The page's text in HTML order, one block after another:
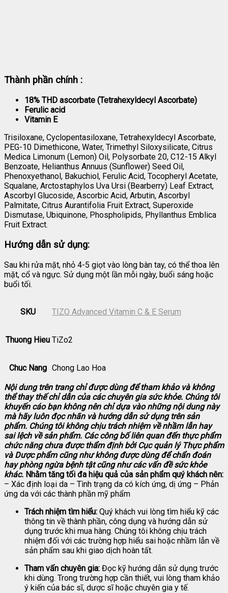
Thành phần chính :
18% THD ascorbate (Tetrahexyldecyl Ascorbate)
Ferulic acid
Vitamin E
Trisiloxane, Cyclopentasiloxane, Tetrahexyldecyl Ascorbate,
PEG-10 Dimethicone, Water, Trimethyl Siloxysilicate, Citrus
Medica Limonum (Lemon) Oil, Polysorbate 20, C12-15 Alkyl
Benzoate, Helianthus Annuus (Sunflower) Seed Oil,
Phenoxyethanol, Bakuchiol, Ferulic Acid, Tocopheryl Acetate,
Squalane, Arctostaphylos Uva Ursi (Bearberry) Leaf Extract,
Ascorbyl Glucoside, Ascorbic Acid, Arbutin, Ascorbyl
Palmitate, Citrus Aurantifolia Fruit Extract, Superoxide
Dismutase, Ubiquinone, Phospholipids, Phyllanthus Emblica
Fruit Extract.
Hướng dẫn sử dụng:
Sau khi rửa mặt, nhỏ 4-5 giọt vào lòng bàn tay, có thể thoa lên
mặt, cổ và ngực. Sử dụng một lần mỗi ngày, buổi sáng hoặc
buổi tối.
SKU TIZO Advanced Vitamin C & E Serum
Thuong Hieu TiZo2
Chuc Nang Chong Lao Hoa
Nội dung trên trang chỉ được dùng để tham khảo và không
thể thay thế chỉ dẫn của các chuyên gia sức khỏe. Chúng tôi
khuyến cáo bạn không nên chỉ dựa vào những nội dung này
mà hãy luôn đọc nhãn và hướng dẫn sử dụng trên sản
phẩm. Chúng tôi không chịu trách nhiệm về nhầm lẫn hay
sai lệch về sản phẩm. Các công bố liên quan đến thực phẩm
chức năng chưa được thẩm định bởi Cục quản lý Thực phẩm
và Dược phẩm cũng như không được dùng để chẩn đoán
hay phòng ngừa bệnh tật cũng như các vấn đề sức khỏe
khác. Nhằm tăng tối đa hiệu quả của sản phẩm quý khách nên:
– Xác định loại da – Tình trạng da có kích ứng, dị ứng – Phản
ứng da với các thành phần mỹ phẩm
Trách nhiệm tìm hiểu: Quý khách vui lòng tìm hiểu kỹ các
thông tin về thành phần, công dụng và hướng dẫn sử
dụng trước khi mua hàng. Chúng tôi không chịu trách
nhiệm đối với các trường hợp hiểu sai hoặc nhầm lẫn về
sản phẩm sau khi giao dịch hoàn tất.
Tham vấn chuyên gia: Đọc kỹ hướng dẫn sử dụng trước
khi dùng. Trong trường hợp cần thiết, vui lòng tham khảo
ý kiến của bác sĩ, dược sĩ hoặc chuyên gia y tế.